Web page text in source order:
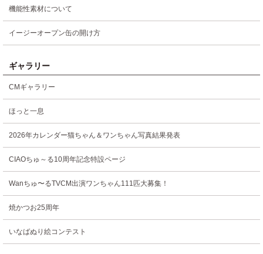
機能性素材について
イージーオープン缶の開け方
ギャラリー
CMギャラリー
ほっと一息
2026年カレンダー猫ちゃん＆ワンちゃん写真結果発表
CIAOちゅ～る10周年記念特設ページ
Wanちゅ〜るTVCM出演ワンちゃん111匹大募集！
焼かつお25周年
いなばぬり絵コンテスト